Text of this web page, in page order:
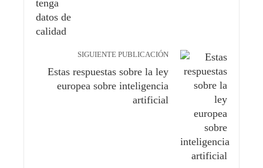
SIGUIENTE PUBLICACIÓN
Estas respuestas sobre la ley
europea sobre inteligencia
artificial